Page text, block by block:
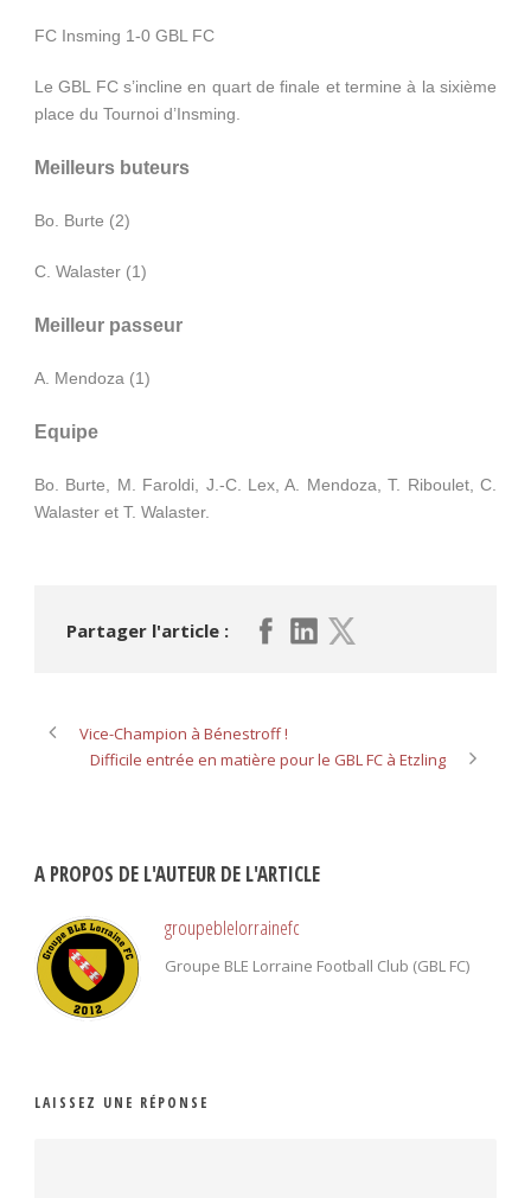
FC Insming 1-0 GBL FC
Le GBL FC s’incline en quart de finale et termine à la sixième
place du Tournoi d’Insming.
Meilleurs buteurs
Bo. Burte (2)
C. Walaster (1)
Meilleur passeur
A. Mendoza (1)
Equipe
Bo. Burte, M. Faroldi, J.-C. Lex, A. Mendoza, T. Riboulet, C.
Walaster et T. Walaster.
Partager l'article :
Vice-Champion à Bénestroff !
Difficile entrée en matière pour le GBL FC à Etzling
A PROPOS DE L'AUTEUR DE L'ARTICLE
groupeblelorrainefc
Groupe BLE Lorraine Football Club (GBL FC)
LAISSEZ UNE RÉPONSE